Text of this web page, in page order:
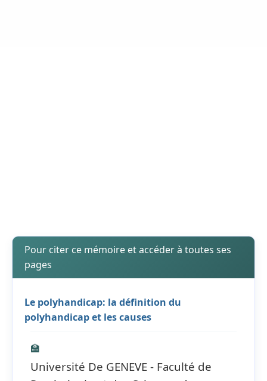
Pour citer ce mémoire et accéder à toutes ses
pages
Le polyhandicap: la définition du
polyhandicap et les causes
🏫
Université De GENEVE - Faculté de